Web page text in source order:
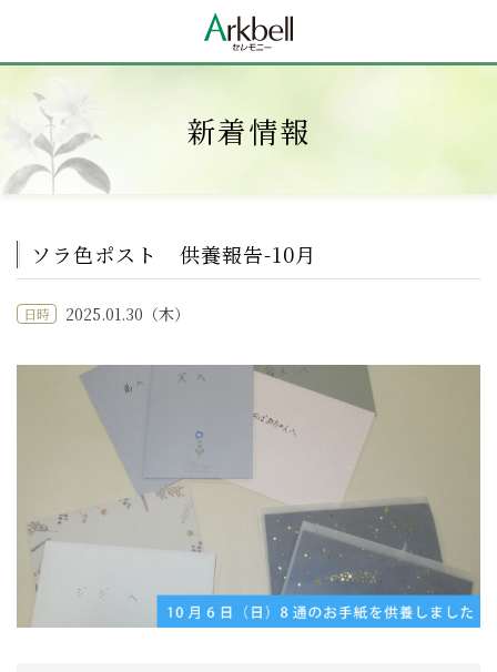
新着情報
ソラ色ポスト 供養報告-10月
日時 2025.01.30（木）